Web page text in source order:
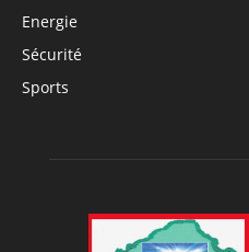
Energie
Sécurité
Sports